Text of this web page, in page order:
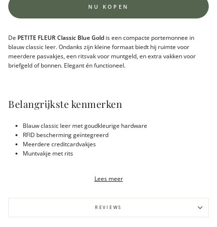
NU KOPEN
De PETITE FLEUR Classic Blue Gold is een compacte portemonnee in
blauw classic leer. Ondanks zijn kleine formaat biedt hij ruimte voor
meerdere pasvakjes, een ritsvak voor muntgeld, en extra vakken voor
briefgeld of bonnen. Elegant én functioneel.
Belangrijkste kenmerken
Blauw classic leer met goudkleurige hardware
RFID bescherming geïntegreerd
Meerdere creditcardvakjes
Muntvakje met rits
Lees meer
REVIEWS